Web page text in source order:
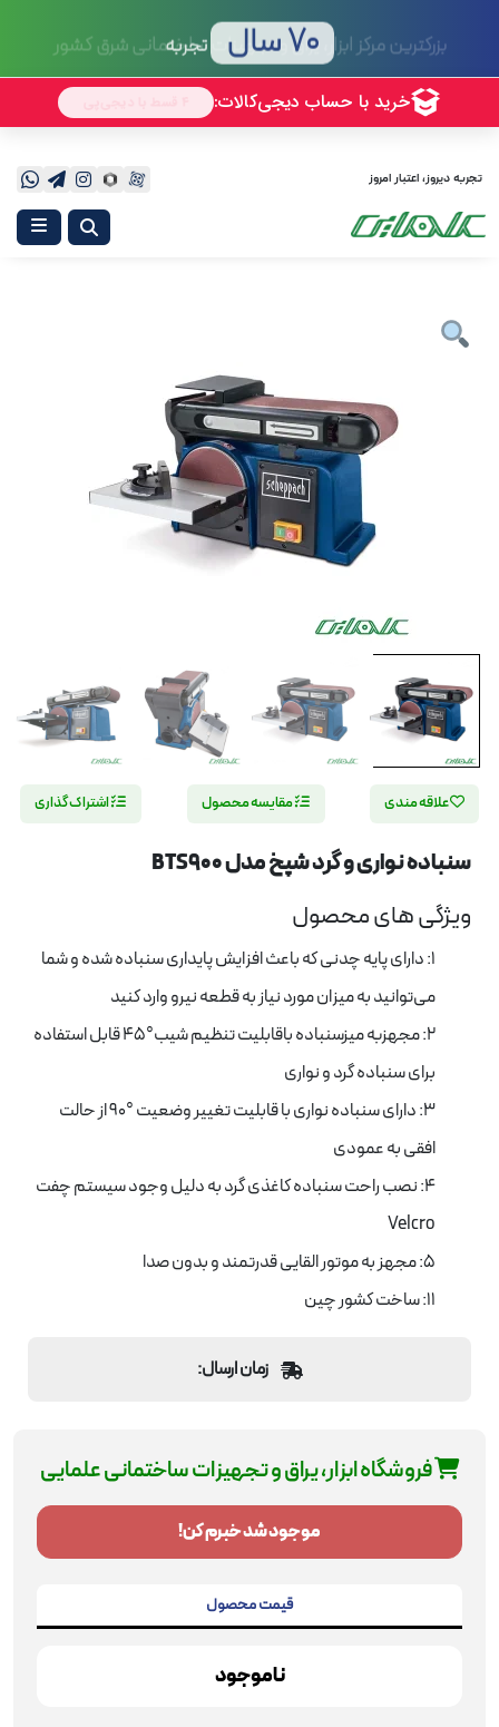
70 سال تجربه
تجربه دیروز، اعتبار امروز
علاقه مندی مقایسه محصول اشتراک گذاری
سنباده نواری و گرد شپخ مدل BTS900
ویژگی های محصول
1: دارای پایه چدنی که باعث افزایش پایداری سنباده شده و شما
می‌توانید به میزان مورد نیاز به قطعه نیرو وارد کنید
2: مجهزبه میزسنباده باقابلیت تنظیم شیب°45 قابل استفاده
برای سنباده گرد و نواری
3: دارای سنباده نواری با قابلیت تغییر وضعیت °90 از حالت
افقی به عمودی
4: نصب راحت سنباده کاغذی گرد به دلیل وجود سیستم چفت
Velcro
5: مجهز به موتور القایی قدرتمند و بدون صدا
11: ساخت کشور چین
زمان ارسال:
فروشگاه ابزار، یراق و تجهیزات ساختمانی علمایی
موجود شد خبرم کن!
قیمت محصول
ناموجود